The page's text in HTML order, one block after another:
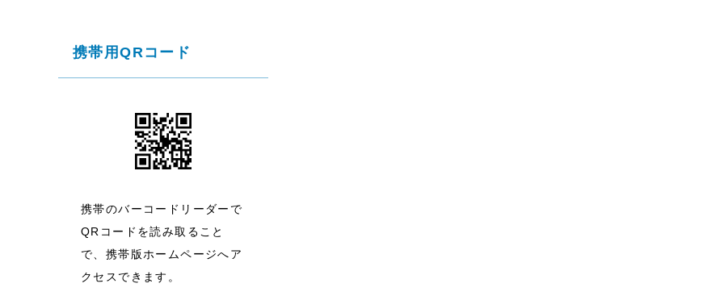
携帯用QRコード
携帯のバーコードリーダーで
QRコードを読み取ること
で、携帯版ホームページへア
クセスできます。